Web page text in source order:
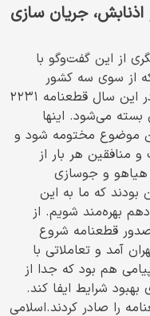
جریان سازی
از این گفت‌وگو با
از سوی سه کشور
اروپایی صورت می‌گیرد، اظهار داشت: در این سال قطعنامه ۲۲۳۱
بسته می‌شود. اینها
موضوع مختومه شود و
منافقین هر بار از
هیاهو و جوسازی
بودند که ما به این
بهره‌مند شویم. از
قطعنامه شروع
آمد و تعاملاتی با
هم بود که جدا از
شرایط ایفا کند.
را صادر کردند.اسلامی